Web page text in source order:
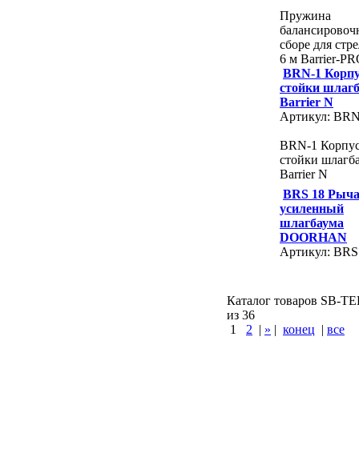
Пружина
сборе для
6 м Barrier-
BRN-1
стойки
Barrier N
Артикул:
BRN-1
стойки
Barrier N
BRS 18
усиленный
шлагбаума
DOORHAN
Артикул:
Каталог товаров SB-
из 36
1
2 | » | конец | все